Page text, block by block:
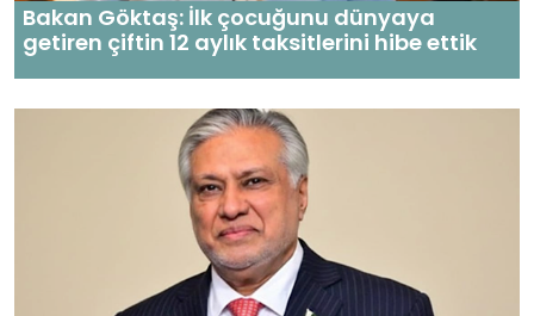
Bakan Göktaş: İlk çocuğunu dünyaya
getiren çiftin 12 aylık taksitlerini hibe ettik